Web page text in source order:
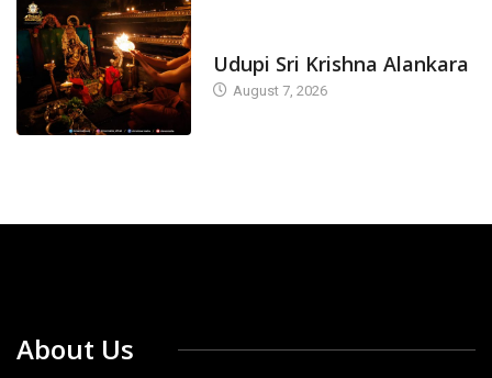
Udupi Sri Krishna Alankara
August 7, 2026
About Us